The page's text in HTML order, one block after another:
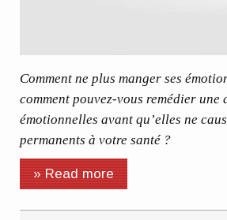
Comment ne plus manger ses
comment pouvez-vous remédier une
émotionnelles avant qu’elles ne
permanents à votre santé ?
» Read more